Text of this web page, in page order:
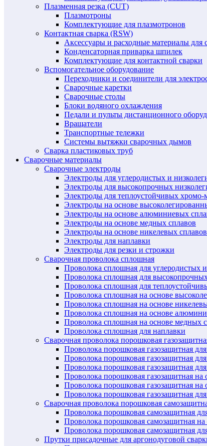
Плазменная резка (CUT)
Плазмотроны
Комплектующие для плазмотронов
Контактная сварка (RSW)
Аксессуары и расходные материалы для
Конденсаторная приварка шпилек
Комплектующие для контактной сварки
Вспомогательное оборудование
Переходники и соединители для
Сварочные каретки
Сварочные столы
Блоки водяного охлаждения
Педали и пульты дистанционного
Вращатели
Транспортные тележки
Системы вытяжки сварочных дымов
Сварка пластиковых труб
Сварочные материалы
Сварочные электроды
Электроды для углеродистых и
Электроды для высокопрочных
Электроды для теплоустойчивых хромо-
Электроды на основе
Электроды на основе алюминиевых
Электроды на основе медных сплавов
Электроды на основе никелевых
Электроды для наплавки
Электроды для резки и строжки
Сварочная проволока сплошная
Проволока сплошная для углеродистых
Проволока сплошная для
Проволока сплошная для
Проволока сплошная на основе
Проволока сплошная на основе
Проволока сплошная на основе
Проволока сплошная на основе медных
Проволока сплошная для наплавки
Сварочная проволока порошковая
Проволока порошковая газозащитная
Проволока порошковая газозащитная
Проволока порошковая газозащитная
Проволока порошковая газозащитная
Проволока порошковая газозащитная на
Проволока порошковая газозащитная
Сварочная проволока порошковая
Проволока порошковая самозащитная
Проволока порошковая самозащитная
Проволока порошковая самозащитная
Прутки присадочные для аргонодуговой